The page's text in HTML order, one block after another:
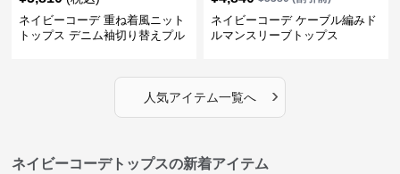
ネイビーコーデ 重ね着風ニット
トップス デニム袖切り替えプル
ネイビーコーデ ケーブル編みド
ルマンスリーブトップス
人気アイテム一覧へ ›
ネイビーコーデトップスの新着アイテム